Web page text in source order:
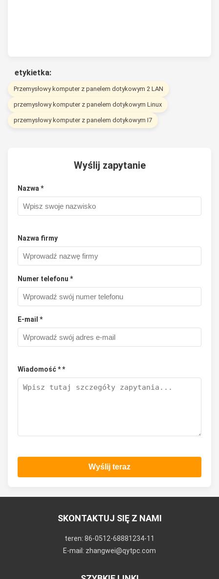
etykietka:
Przemysłowy komputer z panelem dotykowym 2 LAN
przemysłowy komputer z panelem dotykowym Linux
przemysłowy komputer z panelem dotykowym I7
Wyślij zapytanie
Nazwa *
Nazwa firmy
Numer telefonu *
E-mail *
Wiadomość * *
Wyślij teraz
SKONTAKTUJ SIĘ Z NAMI
teren: 86-0512-68881234-11
E-mail: zhangwei@qytpc.com